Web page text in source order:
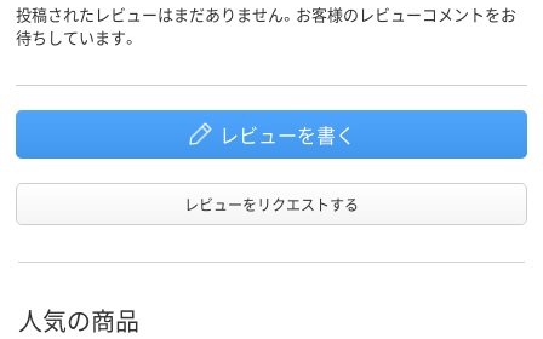
投稿されたレビューはまだありません。お客様のレビューコメントをお
待ちしています。
レビューを書く
レビューをリクエストする
人気の商品